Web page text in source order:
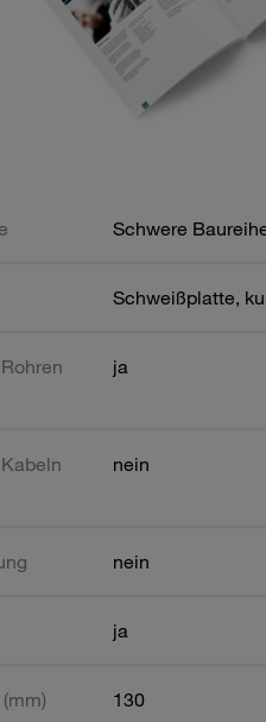
Schwere
Schweißplatte,
ja
nein
nein
ja
130